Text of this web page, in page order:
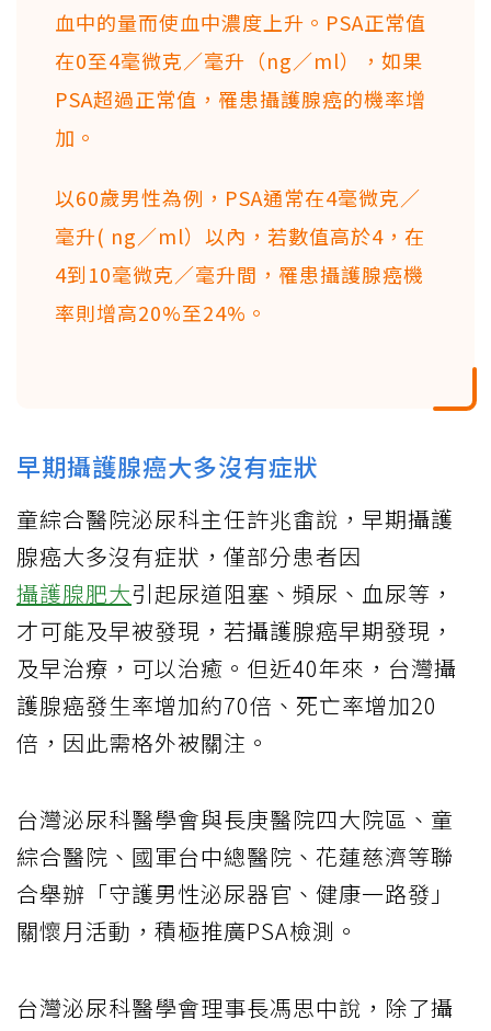
血中的量而使血中濃度上升。PSA正常值
在0至4毫微克／毫升（ng／ml），如果
PSA超過正常值，罹患攝護腺癌的機率增
加。
以60歲男性為例，PSA通常在4毫微克／
毫升( ng／ml）以內，若數值高於4，在
4到10毫微克／毫升間，罹患攝護腺癌機
率則增高20%至24%。
早期攝護腺癌大多沒有症狀
童綜合醫院泌尿科主任許兆畬說，早期攝護
腺癌大多沒有症狀，僅部分患者因
攝護腺肥大引起尿道阻塞、頻尿、血尿等，
才可能及早被發現，若攝護腺癌早期發現，
及早治療，可以治癒。但近40年來，台灣攝
護腺癌發生率增加約70倍、死亡率增加20
倍，因此需格外被關注。
台灣泌尿科醫學會與長庚醫院四大院區、童
綜合醫院、國軍台中總醫院、花蓮慈濟等聯
合舉辦「守護男性泌尿器官、健康一路發」
關懷月活動，積極推廣PSA檢測。
台灣泌尿科醫學會理事長馮思中說，除了攝